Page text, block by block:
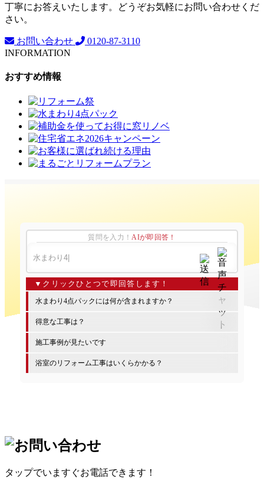
丁寧にお答えいたします。どうぞお気軽にお問い合わせくだ
さい。
お問い合わせ
0120-87-3110
INFORMATION
おすすめ情報
質問を入力！AIが即回答！
水まわり4点パックには何が含まれますか？
得意な工事は？
施工事例が見たいです
浴室のリフォーム工事はいくらかかる？
タップでいますぐお電話できます！